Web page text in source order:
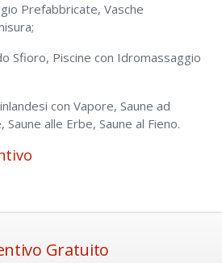
Prefabbricate, Vasche
Sfioro, Piscine con Idromassaggio
con Vapore, Saune ad
alle Erbe, Saune al Fieno.
Gratuito